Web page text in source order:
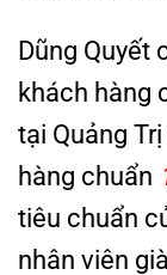
Dũng Quyết
khách hàng
tại Quảng
hàng chuẩn
tiêu chuẩn
nhân viên